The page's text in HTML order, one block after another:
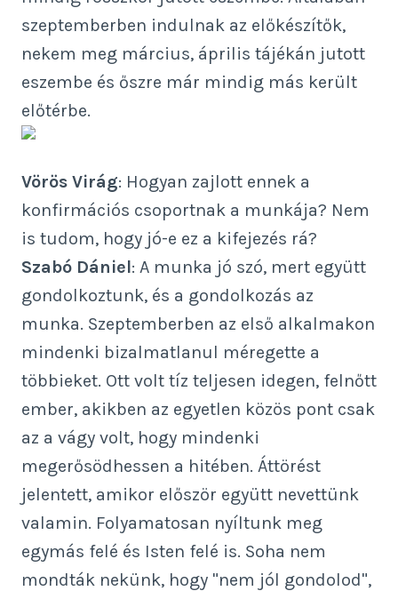
szeptemberben indulnak az előkészítők,
nekem meg március, április tájékán jutott
eszembe és őszre már mindig más került
előtérbe.
Vörös Virág: Hogyan zajlott ennek a
konfirmációs csoportnak a munkája? Nem
is tudom, hogy jó-e ez a kifejezés rá?
Szabó Dániel: A munka jó szó, mert együtt
gondolkoztunk, és a gondolkozás az
munka. Szeptemberben az első alkalmakon
mindenki bizalmatlanul méregette a
többieket. Ott volt tíz teljesen idegen, felnőtt
ember, akikben az egyetlen közös pont csak
az a vágy volt, hogy mindenki
megerősödhessen a hitében. Áttörést
jelentett, amikor először együtt nevettünk
valamin. Folyamatosan nyíltunk meg
egymás felé és Isten felé is. Soha nem
mondták nekünk, hogy "nem jól gondolod",